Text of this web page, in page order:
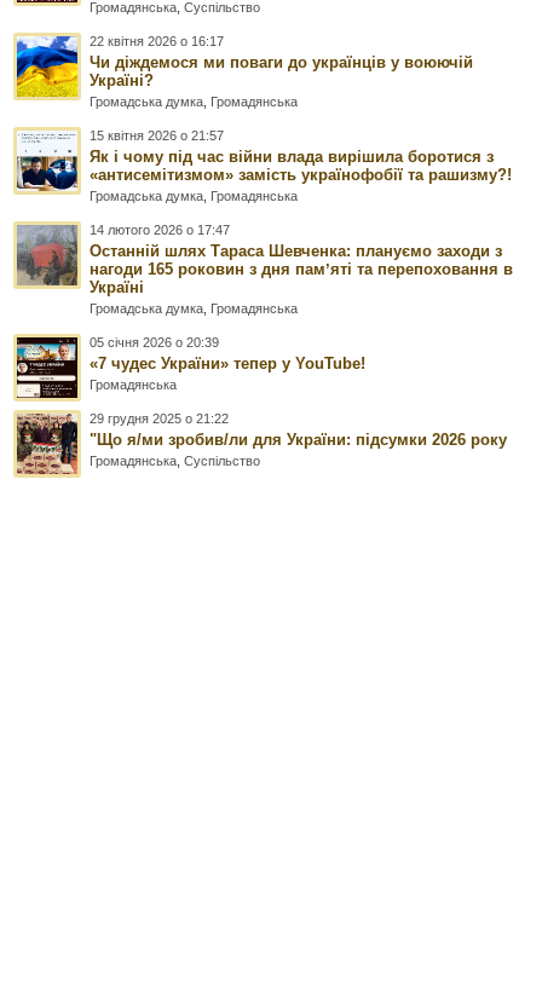
Громадянська ,Суспільство
22 квітня 2026 о 16:17
Чи діждемося ми поваги до українців у воюючій
Україні?
Громадська думка Громадянська
15 квітня 2026 о 21:57
Як і чому під час війни влада вирішила боротися з
«антисемітизмом» замість українофобії та рашизму?!
Громадська думка Громадянська
14 лютого 2026 о 17:47
Останній шлях Тараса Шевченка: плануємо заходи з
нагоди 165 роковин з дня памʼяті та перепоховання в
Україні
Громадська думка Громадянська
05 січня 2026 о 20:39
«7 чудес України» тепер у YouTube!
Громадянська
29 грудня 2025 о 21:22
"Що я/ми зробив/ли для України: підсумки 2026 року
Громадянська ,Суспільство